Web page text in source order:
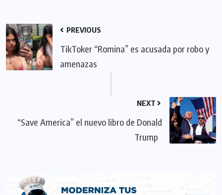
PREVIOUS
TikToker “Romina” es acusada por robo y
amenazas
NEXT
“Save America” el nuevo libro de Donald
Trump